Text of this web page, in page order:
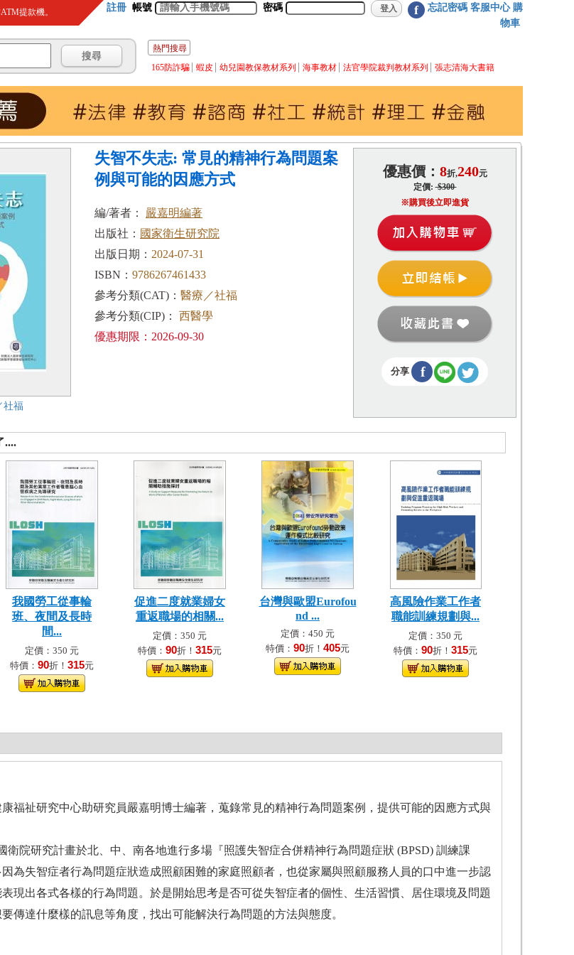
提款機。 註冊 帳號 密碼 f 忘記密碼 客服中心 購
物車
熱門搜尋
165防詐騙
蝦皮 幼兒園教保教材系列 海事教材 法官學院裁判教材系列 張志清海大書籍
社福
失智不失志: 常見的精神行為問題案
例與可能的因應方式
編/著者： 嚴嘉明編著
出版社： 國家衛生研究院
出版日期： 2024-07-31
ISBN： 9786267461433
參考分類(CAT)： 醫療／社福
參考分類(CIP)：
西醫學
優惠期限：2026-09-30
優惠價： 8折,240元
定價:$300
※購買後立即進貨
分享 f
....
我國勞工從事輪
班、夜間及長時
間...
定價：350 元
特價： 90折！ 315元
促進二度就業婦女
重返職場的相關...
定價：350 元
特價： 90折！ 315元
台灣與歐盟Eurofou
nd ...
定價：450 元
特價： 90折！ 405元
高風險作業工作者
職能訓練規劃與...
定價：350 元
特價： 90折！ 315元
福祉研究中心助研究員嚴嘉明博士編著，蒐錄常見的精神行為問題案例，提供可能的因應方式與
衛院研究計畫於北、中、南各地進行多場『照護失智症合併精神行為問題症狀 (BPSD) 訓練課
為失智症者行為問題症狀造成照顧困難的家庭照顧者，也從家屬與照顧服務人員的口中進一步認
現出各式各樣的行為問題。於是開始思考是否可從失智症者的個性、生活習慣、居住環境及問題
傳達什麼樣的訊息等角度，找出可能解決行為問題的方法與態度。